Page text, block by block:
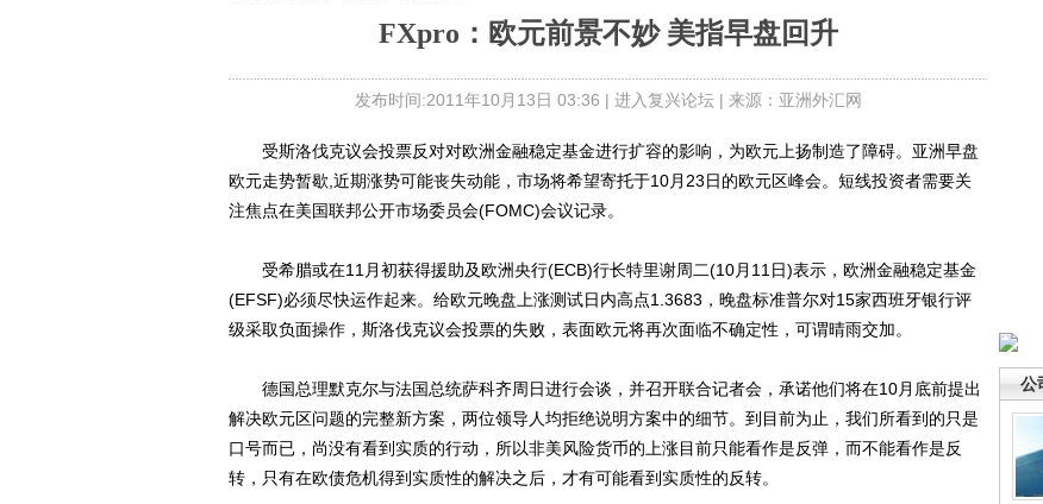
FXpro：欧元前景不妙 美指早盘回升
发布时间:2011年10月13日 03:36 | 进入复兴论坛| 来源：亚洲外汇网
公
受斯洛伐克议会投票反对对欧洲金融稳定基金进行扩容的影响，为欧元上扬制造了障碍。亚洲早盘
欧元走势暂歇,近期涨势可能丧失动能，市场将希望寄托于10月23日的欧元区峰会。短线投资者需要关
注焦点在美国联邦公开市场委员会(FOMC)会议记录。
受希腊或在11月初获得援助及欧洲央行(ECB)行长特里谢周二(10月11日)表示，欧洲金融稳定基金
(EFSF)必须尽快运作起来。给欧元晚盘上涨测试日内高点1.3683，晚盘标准普尔对15家西班牙银行评
级采取负面操作，斯洛伐克议会投票的失败，表面欧元将再次面临不确定性，可谓晴雨交加。
德国总理默克尔与法国总统萨科齐周日进行会谈，并召开联合记者会，承诺他们将在10月底前提出
解决欧元区问题的完整新方案，两位领导人均拒绝说明方案中的细节。到目前为止，我们所看到的只是
口号而已，尚没有看到实质的行动，所以非美风险货币的上涨目前只能看作是反弹，而不能看作是反
转，只有在欧债危机得到实质性的解决之后，才有可能看到实质性的反转。